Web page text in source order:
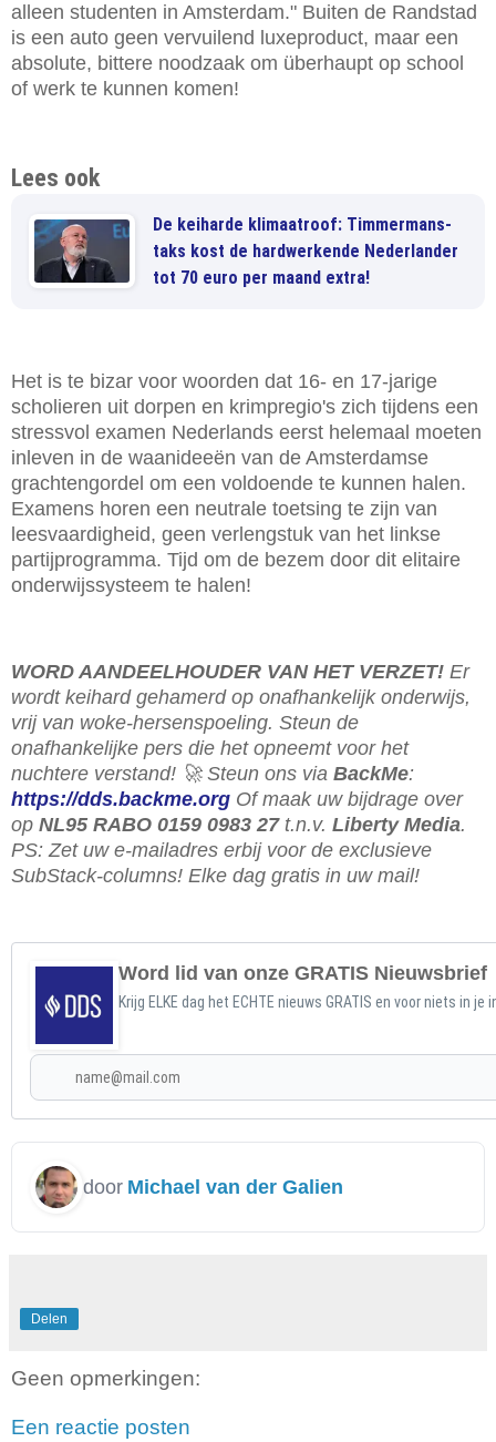
alleen studenten in Amsterdam." Buiten de Randstad
is een auto geen vervuilend luxeproduct, maar een
absolute, bittere noodzaak om überhaupt op school
of werk te kunnen komen!
Lees ook
De keiharde klimaatroof: Timmermans-
taks kost de hardwerkende Nederlander
tot 70 euro per maand extra!
Het is te bizar voor woorden dat 16- en 17-jarige
scholieren uit dorpen en krimpregio's zich tijdens een
stressvol examen Nederlands eerst helemaal moeten
inleven in de waanideeën van de Amsterdamse
grachtengordel om een voldoende te kunnen halen.
Examens horen een neutrale toetsing te zijn van
leesvaardigheid, geen verlengstuk van het linkse
partijprogramma. Tijd om de bezem door dit elitaire
onderwijssysteem te halen!
WORD AANDEELHOUDER VAN HET VERZET! Er
wordt keihard gehamerd op onafhankelijk onderwijs,
vrij van woke-hersenspoeling. Steun de
onafhankelijke pers die het opneemt voor het
nuchtere verstand! 🚀 Steun ons via BackMe:
https://dds.backme.org Of maak uw bijdrage over
op NL95 RABO 0159 0983 27t.n.v. Liberty Media.
PS: Zet uw e-mailadres erbij voor de exclusieve
SubStack-columns! Elke dag gratis in uw mail!
Word lid van onze GRATIS Nieuwsbrief
Krijg ELKE dag het ECHTE nieuws GRATIS en voor niets in je
door Michael van der Galien
Delen
Geen opmerkingen:
Een reactie posten